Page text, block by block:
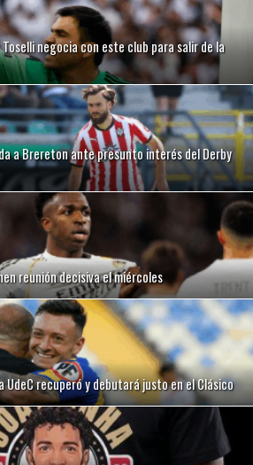
negocia con este club para salir de la
a Brereton ante presunto interés del Derby
reunión decisiva el miércoles
UdeC recuperó y debutará justo en el Clásico